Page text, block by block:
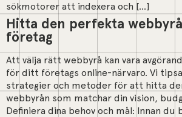
sökmotorer att indexera och […]
Hitta den perfekta
företag
Att välja rätt webbyrå kan vara
för ditt företags online-närvaro. Vi
strategier och metoder för att hitta
webbyrån som matchar din vision,
Definiera dina behov och mål: Innan